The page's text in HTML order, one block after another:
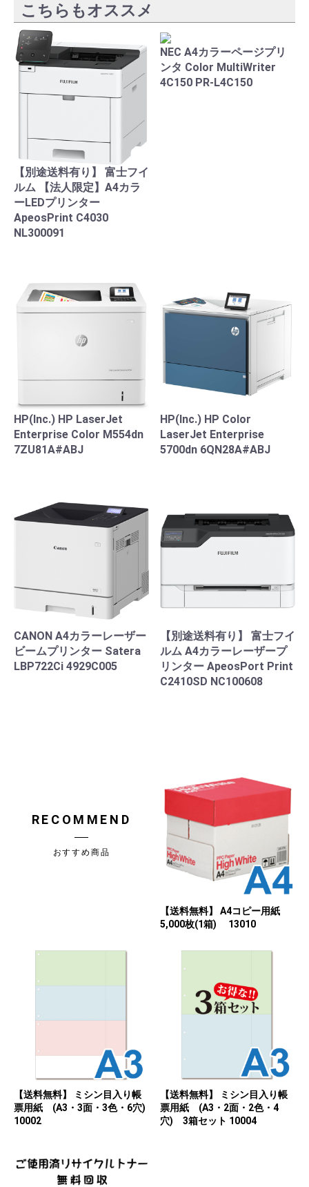
こちらもオススメ
【別途送料有り】 富士フイ
ルム 【法人限定】A4カラ
ーLEDプリンター
ApeosPrint C4030
NL300091
NEC A4カラーページプリ
ンタ Color MultiWriter
4C150 PR-L4C150
HP(Inc.) HP LaserJet
Enterprise Color M554dn
7ZU81A#ABJ
HP(Inc.) HP Color
LaserJet Enterprise
5700dn 6QN28A#ABJ
CANON A4カラーレーザー
ビームプリンター Satera
LBP722Ci 4929C005
【別途送料有り】 富士フイ
ルム A4カラーレーザープ
リンター ApeosPort Print
C2410SD NC100608
RECOMMEND
おすすめ商品
【送料無料】 A4コピー用紙
5,000枚(1箱) 13010
【送料無料】 ミシン目入り帳
票用紙 (A3・3面・3色・6穴)
10002
【送料無料】 ミシン目入り帳
票用紙 (A3・2面・2色・4
穴) 3箱セット 10004